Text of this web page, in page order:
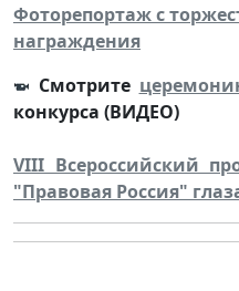
Фоторепортаж с
награждения
Смотрите
конкурса (ВИДЕО)
VIII Всероссийский
"Правовая Россия"